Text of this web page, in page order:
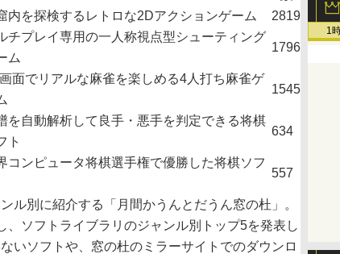
1
内を探検するレトロな2Dアクションゲーム 2819
チプレイ専用の一人称視点型シューティング
ム
1796
面でリアルな麻雀を楽しめる4人打ち麻雀ゲ
1545
を自動解析して良手・悪手を判定できる将棋
ト
634
コンピュータ将棋選手権で優勝した将棋ソフ
557
別に紹介する「月間かうんとだうん窓の杜」。
、ソフトライブラリのジャンル別トップ5を発表し
いソフトや、窓の杜のミラーサイトでのダウンロ